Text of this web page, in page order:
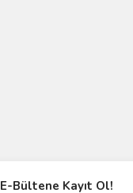
E-Bültene Kayıt Ol!